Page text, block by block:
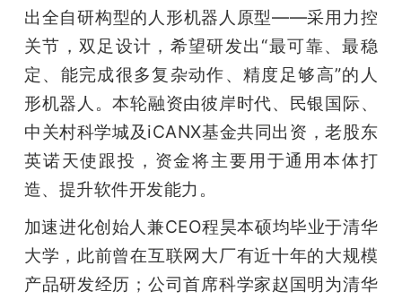
活
动
中
心
GAIR
专
出全自研构型的人形机器人原型——采用力控
关节，双足设计，希望研发出“最可靠、最稳
定、能完成很多复杂动作、精度足够高”的人
形机器人。本轮融资由彼岸时代、民银国际、
中关村科学城及iCANX基金共同出资，老股东
英诺天使跟投，资金将主要用于通用本体打
造、提升软件开发能力。
加速进化创始人兼CEO程昊本硕均毕业于清华
大学，此前曾在互联网大厂有近十年的大规模
产品研发经历；公司首席科学家赵国明为清华